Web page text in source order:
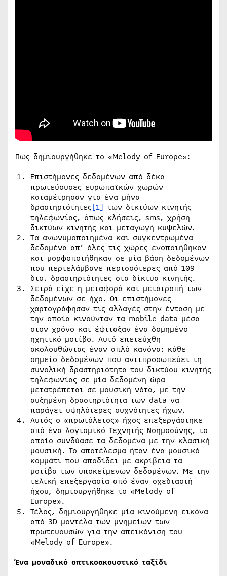
Πώς δημιουργήθηκε το «Melody of Europe»:
Επιστήμονες δεδομένων από δέκα
πρωτεύουσες ευρωπαϊκών χωρών
καταμέτρησαν για ένα μήνα
δραστηριότητες[1] των δικτύων κινητής
τηλεφωνίας, όπως κλήσεις, sms, χρήση
δικτύων κινητής και μεταγωγή κυψελών.
Τα ανωνυμοποιημένα και συγκεντρωμένα
δεδομένα απ’ όλες τις χώρες ενοποιήθηκαν
και μορφοποιήθηκαν σε μία βάση δεδομένων
που περιελάμβανε περισσότερες από 109
δισ. δραστηριότητες στα δίκτυα κινητής.
Σειρά είχε η μεταφορά και μετατροπή των
δεδομένων σε ήχο. Οι επιστήμονες
χαρτογράφησαν τις αλλαγές στην ένταση με
την οποία κινούνταν τα mobile data μέσα
στον χρόνο και έφτιαξαν ένα δομημένο
ηχητικό μοτίβο. Αυτό επετεύχθη
ακολουθώντας έναν απλό κανόνα: κάθε
σημείο δεδομένων που αντιπροσωπεύει τη
συνολική δραστηριότητα του δικτύου κινητής
τηλεφωνίας σε μία δεδομένη ώρα
μετατρέπεται σε μουσική νότα, με την
αυξημένη δραστηριότητα των data να
παράγει υψηλότερες συχνότητες ήχων.
Αυτός ο «πρωτόλειος» ήχος επεξεργάστηκε
από ένα λογισμικό Τεχνητής Νοημοσύνης, το
οποίο συνδύασε τα δεδομένα με την κλασική
μουσική. Το αποτέλεσμα ήταν ένα μουσικό
κομμάτι που αποδίδει με ακρίβεια τα
μοτίβα των υποκείμενων δεδομένων. Με την
τελική επεξεργασία από έναν σχεδιαστή
ήχου, δημιουργήθηκε το «Melody of
Europe».
Τέλος, δημιουργήθηκε μία κινούμενη εικόνα
από 3D μοντέλα των μνημείων των
πρωτευουσών για την απεικόνιση του
«Melody of Europe».
Ένα μοναδικό οπτικοακουστικό ταξίδι